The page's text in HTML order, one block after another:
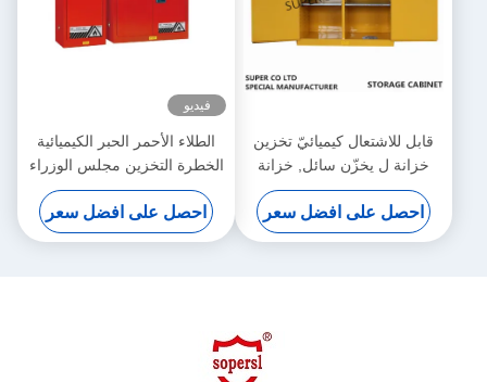
قابل للاشتعال كيميائيّ تخزين
خزانة ل يخزّن سائل, خزانة
خطر
احصل على افضل سعر
فيديو
الطلاء الأحمر الحبر الكيميائية
الخطرة التخزين مجلس الوزراء
لتخزين الطلاء، الحبر
احصل على افضل سعر